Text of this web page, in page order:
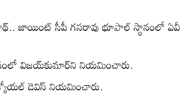
జాయింట్ సీపీ గసరావు భూపాల్ స్థానంలో ఏవీ
విజయ్‌కుమార్‌ని నియమించారు.
డెవిస్‌ నియమించారు.